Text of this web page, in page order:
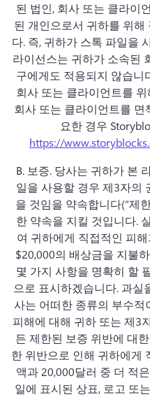
된 법인, 회사 또는 클라이
된 개인으로서 귀하를 위
다. 즉, 귀하가 스톡 파일을
라이선스는 귀하가 소속된
구에게도 적용되지 않습니
회사 또는 클라이언트를
회사 또는 클라이언트를
요한 경우
https://
B. 보증. 당사는 귀하가 본
일을 사용할 경우 제3자의
을 것임을 약속합니다(“제
한 약속을 지킬 것입니다.
여 귀하에게 직접적인 피
$20,000의 배상금을 지불
몇 가지 사항을 명확히 할
으로 표시하겠습니다. 과실
사는 어떠한 종류의 부수
피해에 대해 귀하 또는 제3
든 제한된 보증 위반에 대
한 위반으로 인해 귀하에게
액과 20,000달러 중 더 적
일에 표시된 상표, 로고 또